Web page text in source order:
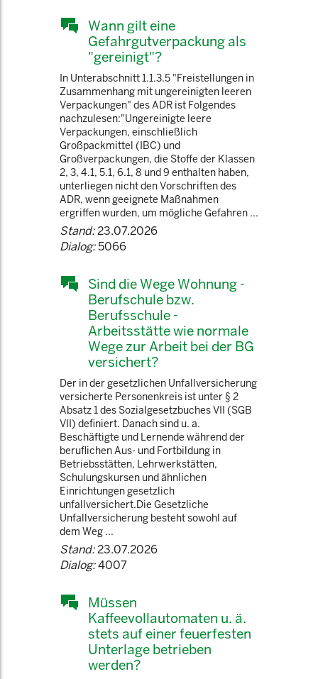
Wann gilt eine
Gefahrgutverpackung als
"gereinigt"?
In Unterabschnitt 1.1.3.5 "Freistellungen in
Zusammenhang mit ungereinigten leeren
Verpackungen" des ADR ist Folgendes
nachzulesen:"Ungereinigte leere
Verpackungen, einschließlich
Großpackmittel (IBC) und
Großverpackungen, die Stoffe der Klassen
2, 3, 4.1, 5.1, 6.1, 8 und 9 enthalten haben,
unterliegen nicht den Vorschriften des
ADR, wenn geeignete Maßnahmen
ergriffen wurden, um mögliche Gefahren ...
Stand:23.07.2026
Dialog:5066
Sind die Wege Wohnung -
Berufschule bzw.
Berufsschule -
Arbeitsstätte wie normale
Wege zur Arbeit bei der BG
versichert?
Der in der gesetzlichen Unfallversicherung
versicherte Personenkreis ist unter § 2
Absatz 1 des Sozialgesetzbuches VII (SGB
VII) definiert. Danach sind u. a.
Beschäftigte und Lernende während der
beruflichen Aus- und Fortbildung in
Betriebsstätten, Lehrwerkstätten,
Schulungskursen und ähnlichen
Einrichtungen gesetzlich
unfallversichert.Die Gesetzliche
Unfallversicherung besteht sowohl auf
dem Weg ...
Stand:23.07.2026
Dialog:4007
Müssen
Kaffeevollautomaten u. ä.
stets auf einer feuerfesten
Unterlage betrieben
werden?